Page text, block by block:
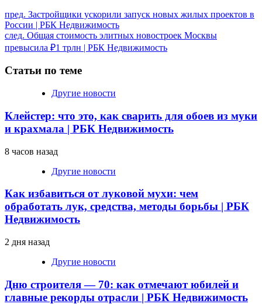
Продолжить
чтение
пред. Застройщики ускорили запуск новых жилых проектов в
России | РБК Недвижимость
след. Общая стоимость элитных новостроек Москвы
превысила ₽1 трлн | РБК Недвижимость
Статьи по теме
Другие новости
Клейстер: что это, как сварить для обоев из муки
и крахмала | РБК Недвижимость
8 часов назад
Другие новости
Как избавиться от луковой мухи: чем
обработать лук, средства, методы борьбы | РБК
Недвижимость
2 дня назад
Другие новости
Дню строителя — 70: как отмечают юбилей и
главные рекорды отрасли | РБК Недвижимость